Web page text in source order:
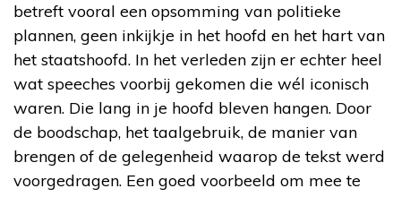
betreft vooral een opsomming van politieke
plannen, geen inkijkje in het hoofd en het hart van
het staatshoofd. In het verleden zijn er echter heel
wat speeches voorbij gekomen die wél iconisch
waren. Die lang in je hoofd bleven hangen. Door
de boodschap, het taalgebruik, de manier van
brengen of de gelegenheid waarop de tekst werd
voorgedragen. Een goed voorbeeld om mee te